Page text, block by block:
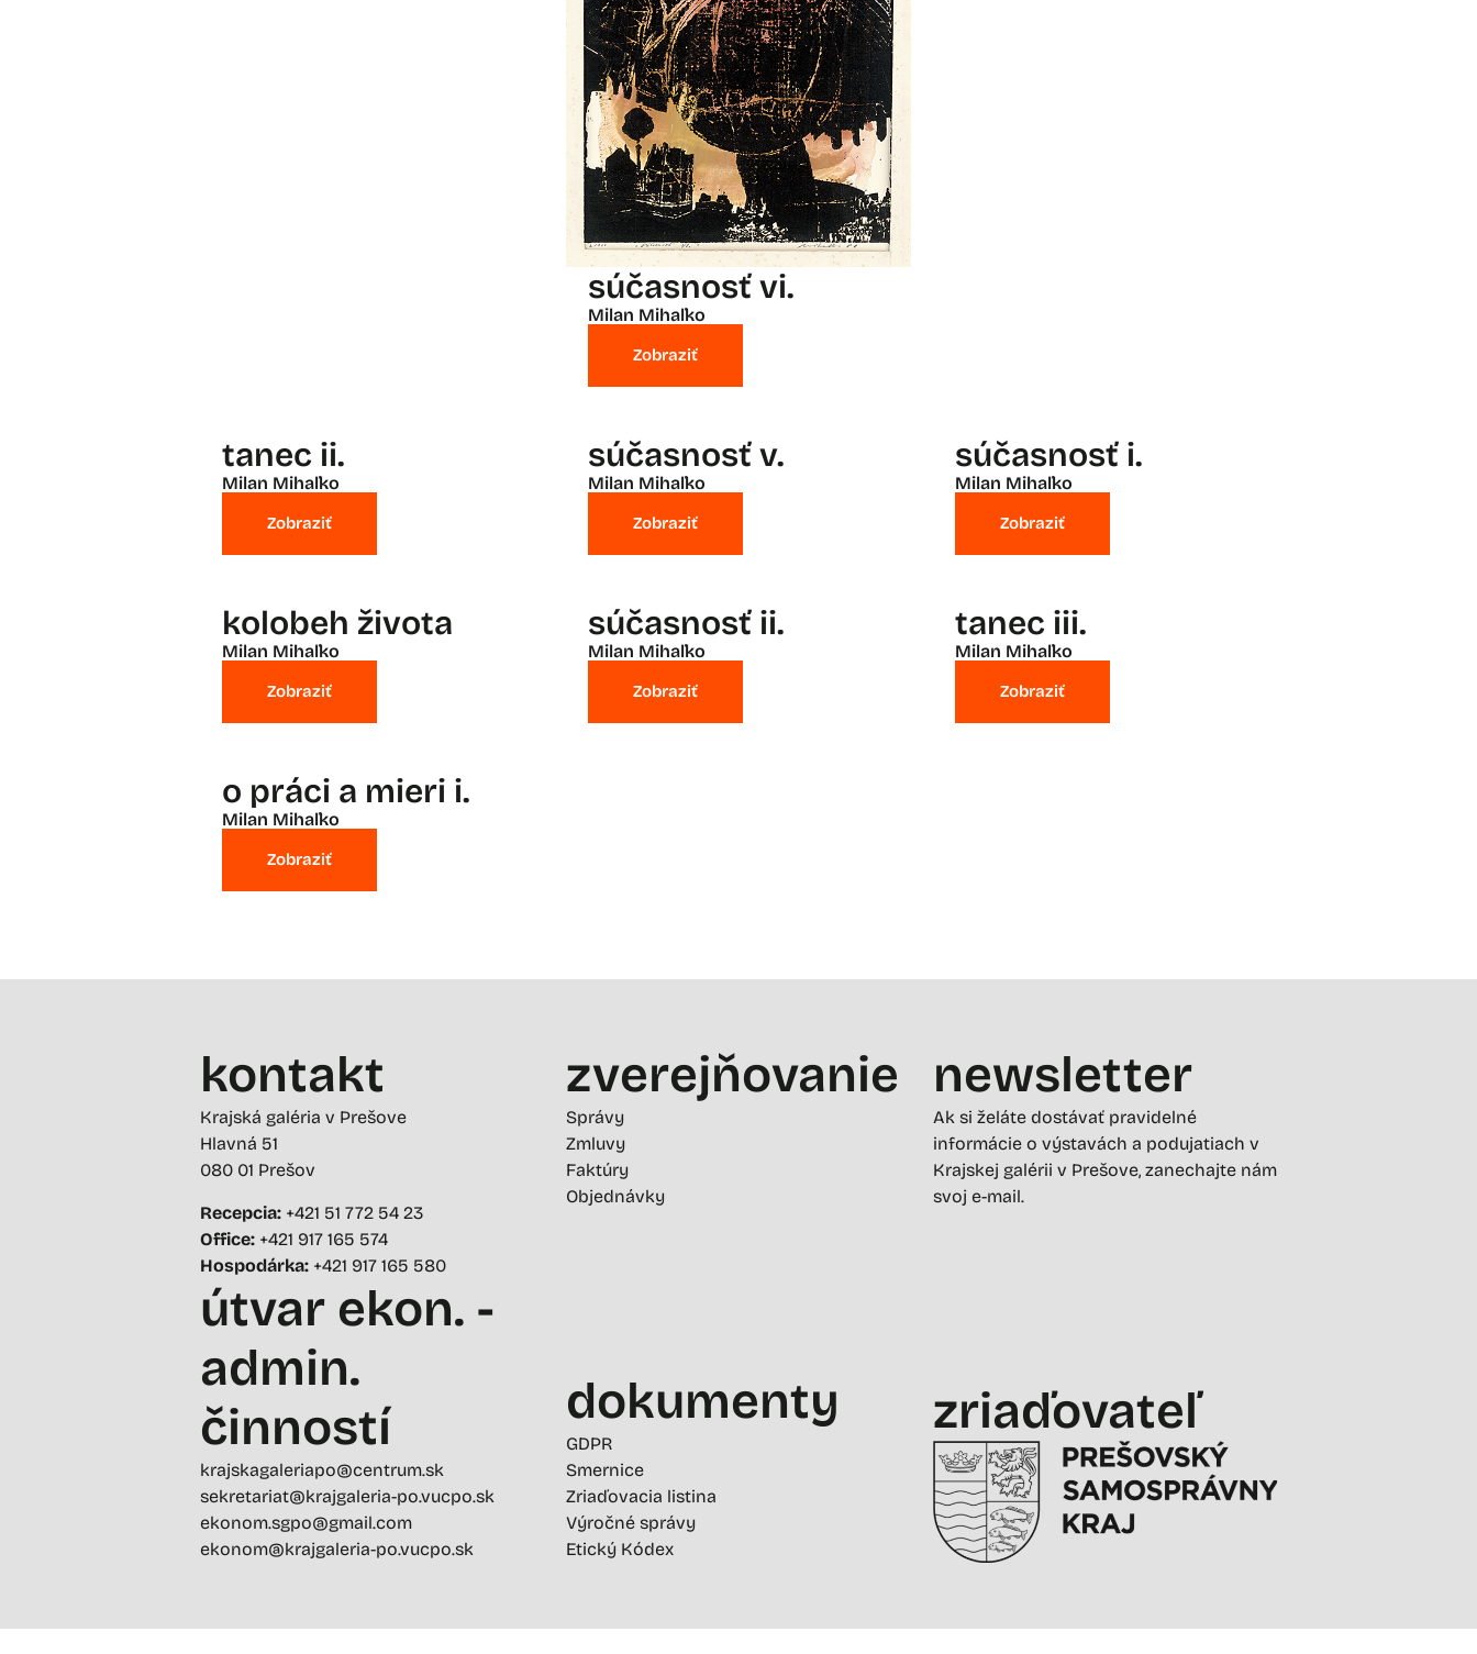
súčasnosť vi.
Milan Mihaľko
Zobraziť
tanec ii.
Milan Mihaľko
Zobraziť
súčasnosť v.
Milan Mihaľko
Zobraziť
súčasnosť i.
Milan Mihaľko
Zobraziť
kolobeh života
Milan Mihaľko
Zobraziť
súčasnosť ii.
Milan Mihaľko
Zobraziť
tanec iii.
Milan Mihaľko
Zobraziť
o práci a mieri i.
Milan Mihaľko
Zobraziť
kontakt
Krajská galéria v Prešove
Hlavná 51
080 01 Prešov
Recepcia: +421 51 772 54 23
Office: +421 917 165 574
Hospodárka: +421 917 165 580
útvar ekon. -
admin.
činností
krajskagaleriapo@centrum.sk
sekretariat@krajgaleria-po.vucpo.sk
ekonom.sgpo@gmail.com
ekonom@krajgaleria-po.vucpo.sk
zverejňovanie
Správy
Zmluvy
Faktúry
Objednávky
dokumenty
GDPR
Smernice
Zriaďovacia listina
Výročné správy
Etický Kódex
newsletter
Ak si želáte dostávať pravidelné
informácie o výstavách a podujatiach v
Krajskej galérii v Prešove, zanechajte nám
svoj e-mail.
zriaďovateľ